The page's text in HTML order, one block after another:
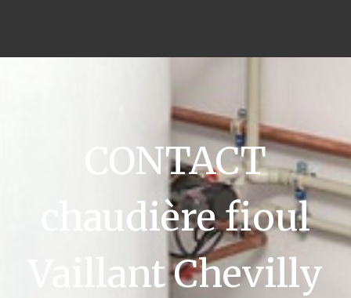
CONTACT
chaudière fioul
Vaillant Chevilly